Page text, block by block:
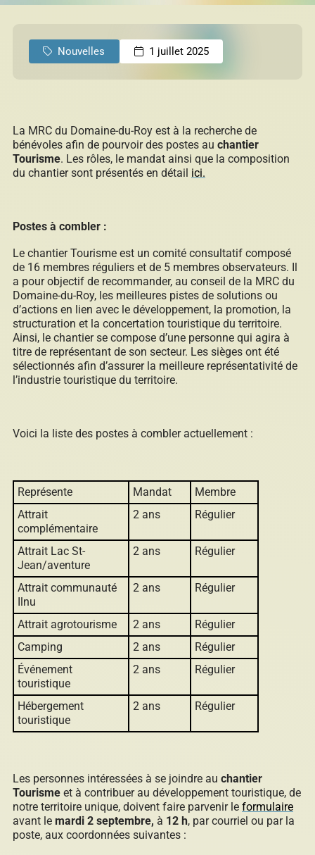
Réinitialiser
Développement éolien
Évaluation foncière
Règlements, politiques, cadres, plans
d’action et autres documents
Répertoire des entreprises
Sable et gravier
Villégiature
Vente pour non-paiement de taxes
Nouvelles 1 juillet 2025
La MRC du Domaine-du-Roy est à la recherche de
bénévoles afin de pourvoir des postes au chantier
Tourisme. Les rôles, le mandat ainsi que la composition
du chantier sont présentés en détail ici.
Postes à combler :
Le chantier Tourisme est un comité consultatif composé
de 16 membres réguliers et de 5 membres observateurs. Il
a pour objectif de recommander, au conseil de la MRC du
Domaine-du-Roy, les meilleures pistes de solutions ou
d’actions en lien avec le développement, la promotion, la
structuration et la concertation touristique du territoire.
Ainsi, le chantier se compose d’une personne qui agira à
titre de représentant de son secteur. Les sièges ont été
sélectionnés afin d’assurer la meilleure représentativité de
l’industrie touristique du territoire.
Voici la liste des postes à combler actuellement :
Représente Mandat
Membre
Attrait
complémentaire
2 ans Régulier
Attrait Lac St-
Jean/aventure
2 ans Régulier
Attrait communauté
Ilnu
2 ans Régulier
Attrait agrotourisme 2 ans
Régulier
Camping
2 ans
Régulier
Événement
touristique
2 ans Régulier
Hébergement
touristique
2 ans Régulier
Les personnes intéressées à se joindre au chantier
Tourisme et à contribuer au développement touristique, de
notre territoire unique, doivent faire parvenir le formulaire
avant le mardi 2 septembre, à 12 h, par courriel ou par la
poste, aux coordonnées suivantes :